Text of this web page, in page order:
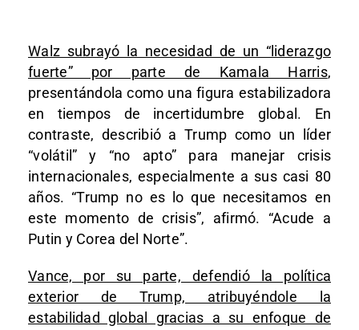
Walz subrayó la necesidad de un “liderazgo
fuerte” por parte de Kamala Harris,
presentándola como una figura estabilizadora
en tiempos de incertidumbre global. En
contraste, describió a Trump como un líder
“volátil” y “no apto” para manejar crisis
internacionales, especialmente a sus casi 80
años. “Trump no es lo que necesitamos en
este momento de crisis”, afirmó. “Acude a
Putin y Corea del Norte”.
Vance, por su parte, defendió la política
exterior de Trump, atribuyéndole la
estabilidad global gracias a su enfoque de